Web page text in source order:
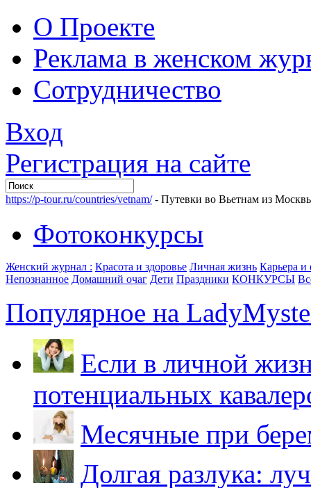
О Проекте
Реклама в женском
Сотрудничество
Вход
Регистрация на сайте
https://p-tour.ru/countries/vetnam/- Путевки во Вьетнам из
Фотоконкурсы
Женский журнал : Красота и здоровье Личная жизнь Карьера
Непознанное Домашний очаг Дети Праздники КОНКУРСЫ
Популярное на
Если в личной
потенциальных
Месячные при
Долгая разлука: